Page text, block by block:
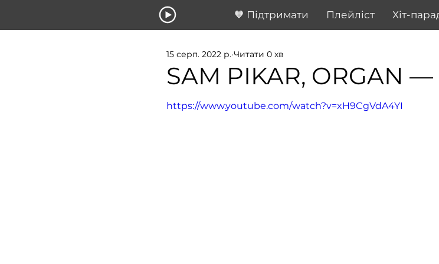
🧡 Підтримати Плейліст Хіт-
SAM PIKAR, ORGAN
15 серп. 2022 р. Читати 0 хв
https://www.youtube.com/watch?v=xH9CgVdA4YI